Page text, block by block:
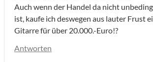
Auch wenn der Handel da nicht
ist, kaufe ich deswegen aus lauter Frust
Gitarre für über 20.000.-Euro!?
Antworten